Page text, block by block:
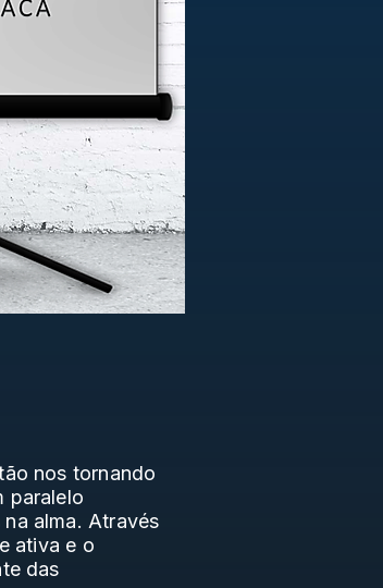
nos tornando
paralelo
alma. Através
ativa e o
das